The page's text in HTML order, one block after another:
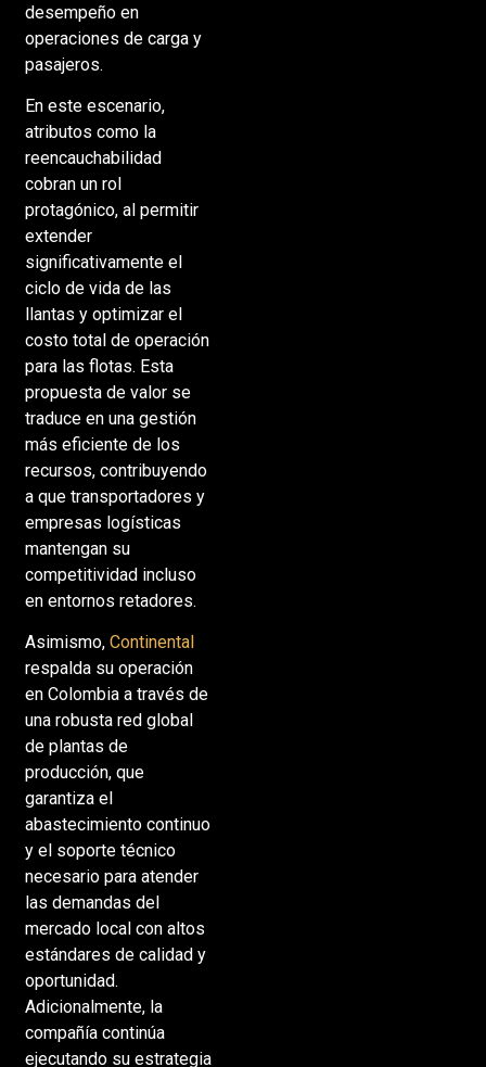
desempeño en
operaciones de carga y
pasajeros.
En este escenario,
atributos como la
reencauchabilidad
cobran un rol
protagónico, al permitir
extender
significativamente el
ciclo de vida de las
llantas y optimizar el
costo total de operación
para las flotas. Esta
propuesta de valor se
traduce en una gestión
más eficiente de los
recursos, contribuyendo
a que transportadores y
empresas logísticas
mantengan su
competitividad incluso
en entornos retadores.
Asimismo, Continental
respalda su operación
en Colombia a través de
una robusta red global
de plantas de
producción, que
garantiza el
abastecimiento continuo
y el soporte técnico
necesario para atender
las demandas del
mercado local con altos
estándares de calidad y
oportunidad.
Adicionalmente, la
compañía continúa
ejecutando su estrategia